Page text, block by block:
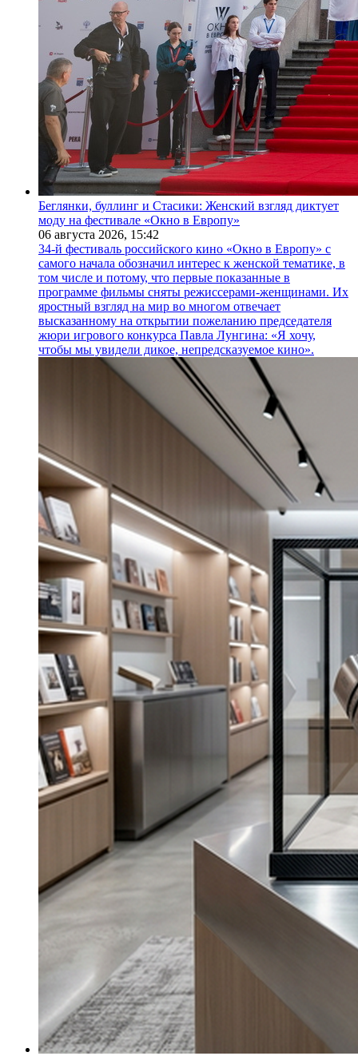
Беглянки, буллинг и Стасики: Женский взгляд диктует
моду на фестивале «Окно в Европу»
06 августа 2026, 15:42
34-й фестиваль российского кино «Окно в Европу» с
самого начала обозначил интерес к женской тематике, в
том числе и потому, что первые показанные в
программе фильмы сняты режиссерами-женщинами. Их
яростный взгляд на мир во многом отвечает
высказанному на открытии пожеланию председателя
жюри игрового конкурса Павла Лунгина: «Я хочу,
чтобы мы увидели дикое, непредсказуемое кино».